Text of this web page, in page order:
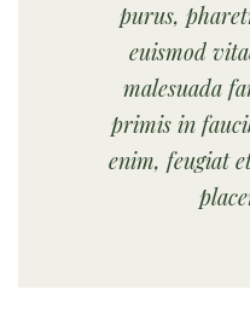
purus,
euismod
malesuada
primis in
enim, feugiat